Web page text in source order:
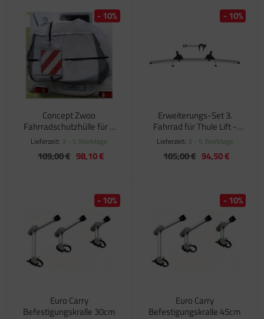
Concept Zwoo
Fahrradschutzhülle für 4
Räder
Lieferzeit: 3 - 5 Werktage
109,00 € 98,10 €
- 10%
Erweiterungs-Set 3.
Fahrrad für Thule Lift -
Version 2016 -
Lieferzeit: 3 - 5 Werktage
105,00 € 94,50 €
- 10%
Euro Carry
Befestigungskralle 30cm
- 10%
Euro Carry
Befestigungskralle 45cm
- 10%
für Fiamma Markise F45Ti
für Fiamma Markise F50 / F55
für Fiamma Markise F65
für Fiamma Markise F70
für Fiamma Markise F80
für Fiamma Pumpen
für Fiamma Safe-Door